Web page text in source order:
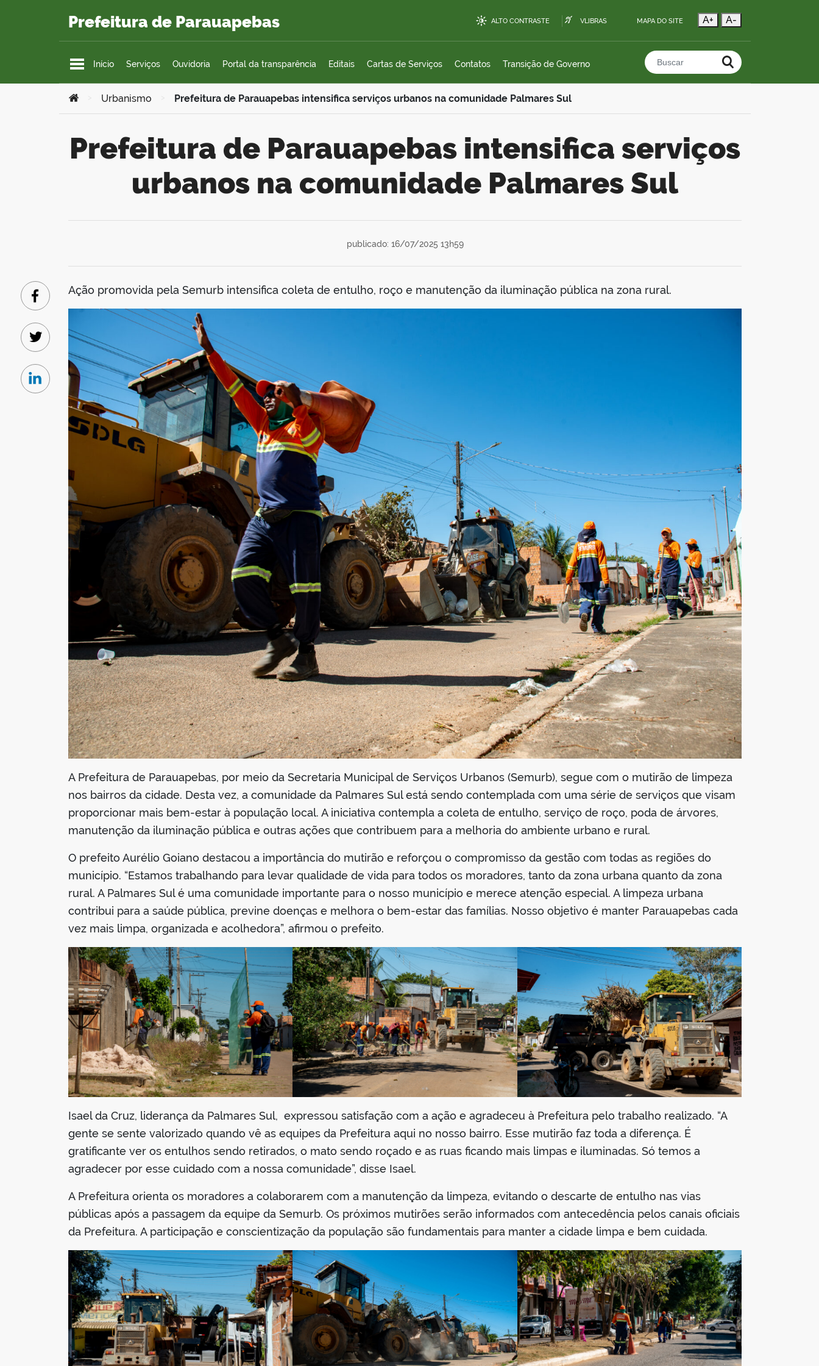
Prefeitura de Parauapebas ALTO CONTRASTE VLIBRAS MAPA DO SITE A+ A-
Início Serviços Ouvidoria Portal da transparência Editais Cartas de Serviços Contatos Transição de Governo Buscar no portal
Você está aqui:
Urbanismo Prefeitura de Parauapebas intensifica serviços urbanos na comunidade Palmares Sul
Prefeitura de Parauapebas intensifica serviços
urbanos na comunidade Palmares Sul
publicado: 16/07/2025 13h59
Ação promovida pela Semurb intensifica coleta de entulho, roço e manutenção da iluminação pública na zona rural.
A Prefeitura de Parauapebas, por meio da Secretaria Municipal de Serviços Urbanos (Semurb), segue com o mutirão de limpeza
nos bairros da cidade. Desta vez, a comunidade da Palmares Sul está sendo contemplada com uma série de serviços que visam
proporcionar mais bem-estar à população local. A iniciativa contempla a coleta de entulho, serviço de roço, poda de árvores,
manutenção da iluminação pública e outras ações que contribuem para a melhoria do ambiente urbano e rural.
O prefeito Aurélio Goiano destacou a importância do mutirão e reforçou o compromisso da gestão com todas as regiões do
município. “Estamos trabalhando para levar qualidade de vida para todos os moradores, tanto da zona urbana quanto da zona
rural. A Palmares Sul é uma comunidade importante para o nosso município e merece atenção especial. A limpeza urbana
contribui para a saúde pública, previne doenças e melhora o bem-estar das famílias. Nosso objetivo é manter Parauapebas cada
vez mais limpa, organizada e acolhedora”, afirmou o prefeito.
Isael da Cruz, liderança da Palmares Sul, expressou satisfação com a ação e agradeceu à Prefeitura pelo trabalho realizado. “A
gente se sente valorizado quando vê as equipes da Prefeitura aqui no nosso bairro. Esse mutirão faz toda a diferença. É
gratificante ver os entulhos sendo retirados, o mato sendo roçado e as ruas ficando mais limpas e iluminadas. Só temos a
agradecer por esse cuidado com a nossa comunidade”, disse Isael.
A Prefeitura orienta os moradores a colaborarem com a manutenção da limpeza, evitando o descarte de entulho nas vias
públicas após a passagem da equipe da Semurb. Os próximos mutirões serão informados com antecedência pelos canais oficiais
da Prefeitura. A participação e conscientização da população são fundamentais para manter a cidade limpa e bem cuidada.
Facebook
Twitter
Linkedin